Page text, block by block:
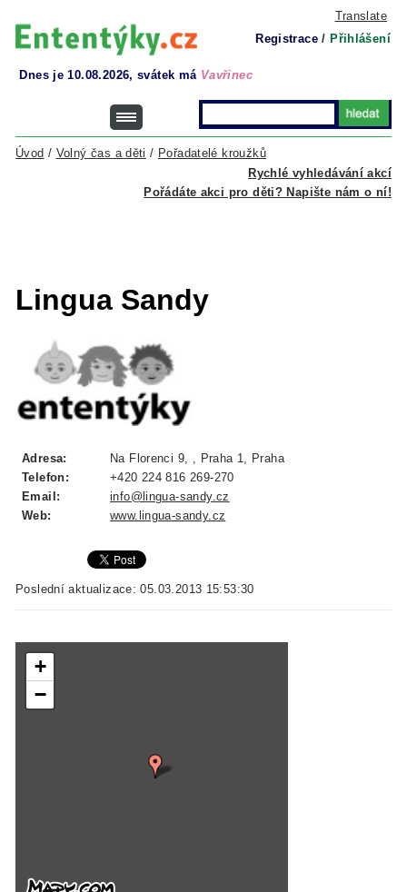
Translate
Registrace / Přihlášení
Dnes je 10.08.2026, svátek má Vavřinec
Rychlé vyhledávání akcí
Úvod / Volný čas a děti / Pořadatelé kroužků
Pořádáte akci pro děti? Napište nám o ní!
Lingua Sandy
Adresa:
Na Florenci 9, , Praha 1, Praha
Telefon:
+420 224 816 269-270
Email:
info@lingua-sandy.cz
Web:
www.lingua-sandy.cz
Poslední aktualizace: 05.03.2013 15:53:30
+
−